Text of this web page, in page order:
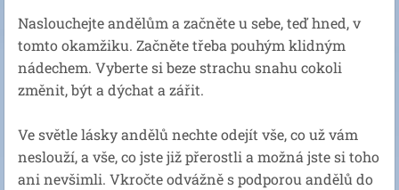
Naslouchejte andělům a začněte u sebe, teď hned, v
tomto okamžiku. Začněte třeba pouhým klidným
nádechem. Vyberte si beze strachu snahu cokoli
změnit, být a dýchat a zářit.
Ve světle lásky andělů nechte odejít vše, co už vám
neslouží, a vše, co jste již přerostli a možná jste si toho
ani nevšimli. Vkročte odvážně s podporou andělů do